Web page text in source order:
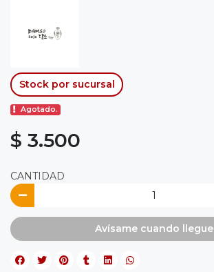
Stock por sucursal
Agotado.
$ 3.500
CANTIDAD
Avísame cuando llegue